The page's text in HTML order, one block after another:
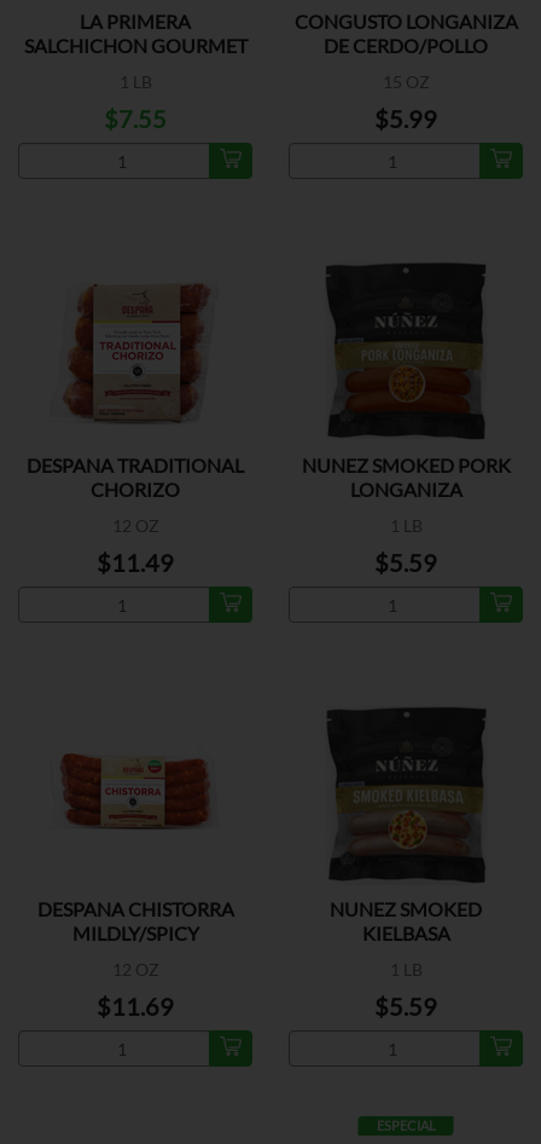
LA PRIMERA
SALCHICHON GOURMET
1 LB
$7.55
CONGUSTO LONGANIZA
DE CERDO/POLLO
15 OZ
$5.99
DESPANA TRADITIONAL
CHORIZO
12 OZ
$11.49
NUNEZ SMOKED PORK
LONGANIZA
1 LB
$5.59
DESPANA CHISTORRA
MILDLY/SPICY
12 OZ
$11.69
NUNEZ SMOKED
KIELBASA
1 LB
$5.59
ESPECIAL